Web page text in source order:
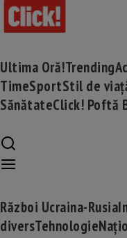
Ultima Oră!Trending
TimeSportStil de
SănătateClick! Poftă
Război Ucraina-Rusia
diversTehnologie